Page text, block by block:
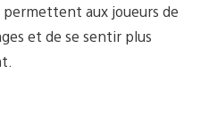
permettent aux joueurs de
et de se sentir plus